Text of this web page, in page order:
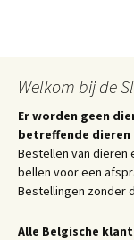
Welkom bij de
Er worden geen
betreffende dieren
Bestellen van dieren
bellen voor een
Bestellingen zonder
Alle Belgische